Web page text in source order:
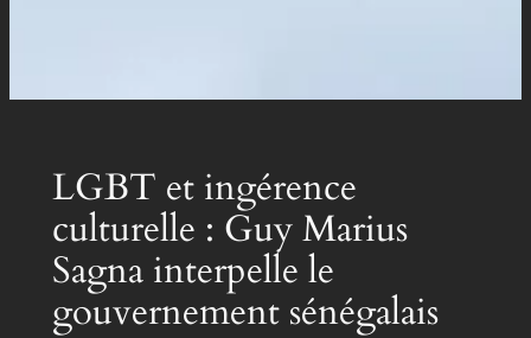
LGBT et ingérence
culturelle : Guy Marius
Sagna interpelle le
gouvernement sénégalais